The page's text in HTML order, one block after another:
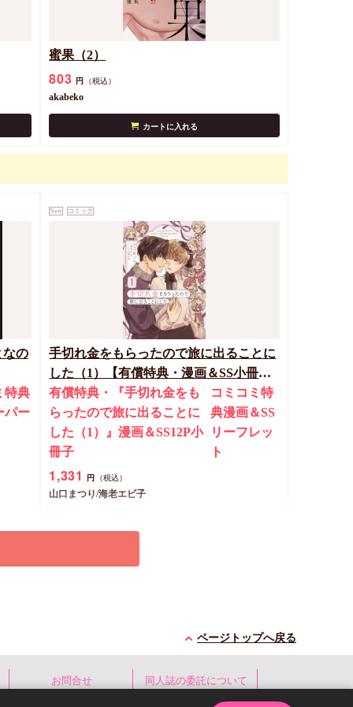
蜜果（2）
803 円 （税込）
akabeko
カートに入れる
なの
特典
パー
New コミック
手切れ金をもらったので旅に出ることに
した（1）【有償特典・漫画＆SS小冊
子】
有償特典・『手切れ金をも
らったので旅に出ることに
した（1）』漫画＆SS12P小
冊子
コミコミ特
典漫画＆SS
リーフレッ
ト
1,331 円 （税込）
山口まつり/海老エビ子
ページトップへ戻る
お問合せ 同人誌の委託について